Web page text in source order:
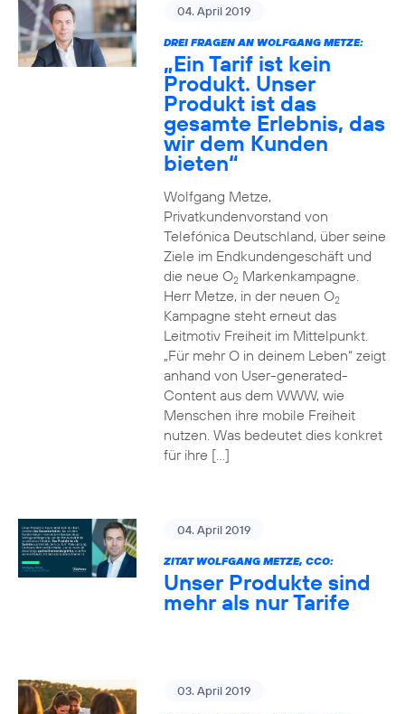
04. April 2019
DREI FRAGEN AN WOLFGANG METZE:
„Ein Tarif ist kein
Produkt. Unser
Produkt ist das
gesamte Erlebnis, das
wir dem Kunden
bieten“
Wolfgang Metze,
Privatkundenvorstand von
Telefónica Deutschland, über seine
Ziele im Endkundengeschäft und
die neue O2Markenkampagne.
Herr Metze, in der neuen O2
Kampagne steht erneut das
Leitmotiv Freiheit im Mittelpunkt.
„Für mehr O in deinem Leben“ zeigt
anhand von User-generated-
Content aus dem WWW, wie
Menschen ihre mobile Freiheit
nutzen. Was bedeutet dies konkret
für ihre […]
04. April 2019
ZITAT WOLFGANG METZE, CCO:
Unser Produkte sind
mehr als nur Tarife
03. April 2019